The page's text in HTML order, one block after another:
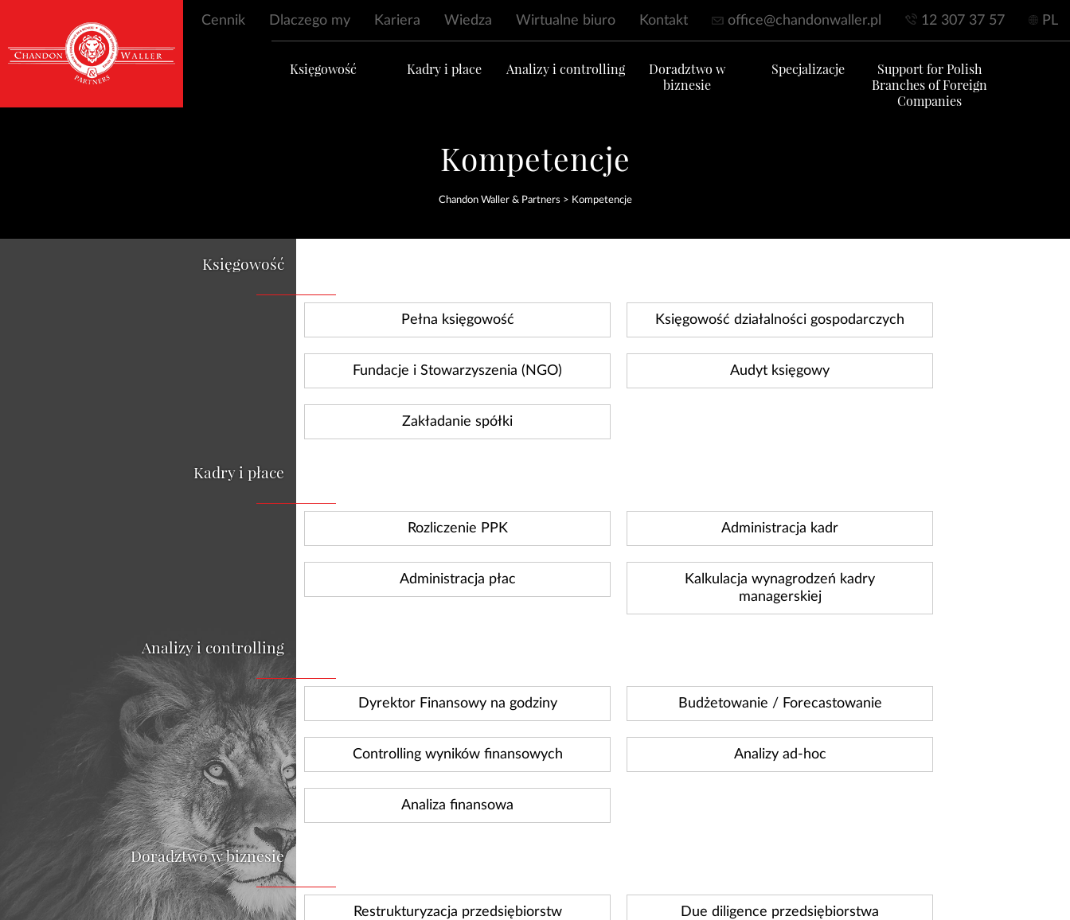
Cennik Dlaczego my Kariera Wiedza Wirtualne biuro Kontakt office@chandonwaller.pl 12 307 37 57 PL
Księgowość Kadry i płace Analizy i controlling
Doradztwo w
biznesie
Specjalizacje
Support for Polish
Branches of Foreign
Companies
Kompetencje
Chandon Waller & Partners > Kompetencje
Księgowość
Pełna księgowość Księgowość działalności gospodarczych
Fundacje i Stowarzyszenia (NGO) Audyt księgowy
Zakładanie spółki
Kadry i płace
Rozliczenie PPK Administracja kadr
Administracja płac
Kalkulacja wynagrodzeń kadry
managerskiej
Analizy i controlling
Dyrektor Finansowy na godziny Budżetowanie / Forecastowanie
Controlling wyników finansowych Analizy ad-hoc
Analiza finansowa
Doradztwo w biznesie
Restrukturyzacja przedsiębiorstw Due diligence przedsiębiorstwa